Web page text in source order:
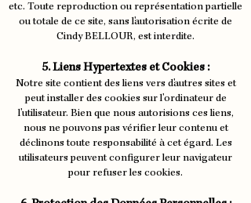
etc. Toute reproduction ou représentation partielle
ou totale de ce site, sans l'autorisation écrite de
Cindy BELLOUR, est interdite.
5. Liens Hypertextes et Cookies :
Notre site contient des liens vers d'autres sites et
peut installer des cookies sur l'ordinateur de
l'utilisateur. Bien que nous autorisions ces liens,
nous ne pouvons pas vérifier leur contenu et
déclinons toute responsabilité à cet égard. Les
utilisateurs peuvent configurer leur navigateur
pour refuser les cookies.